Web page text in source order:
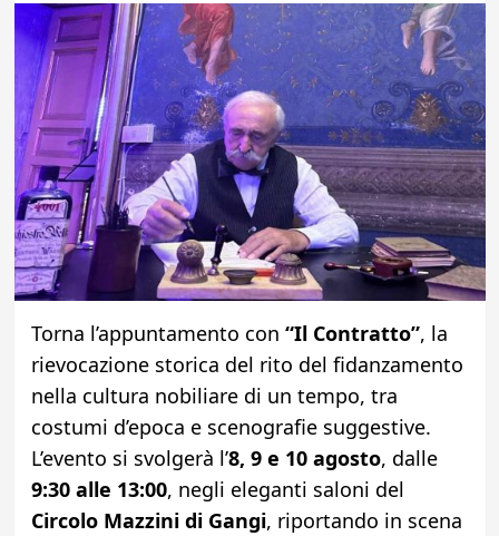
Torna l’appuntamento con “Il Contratto”, la
rievocazione storica del rito del fidanzamento
nella cultura nobiliare di un tempo, tra
costumi d’epoca e scenografie suggestive.
L’evento si svolgerà l’8, 9 e 10 agosto, dalle
9:30 alle 13:00, negli eleganti saloni del
Circolo Mazzini di Gangi, riportando in scena